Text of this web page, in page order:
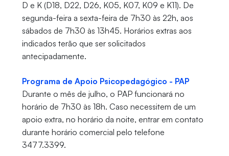
D e K (D18, D22, D26, K05, K07, K09 e K11). De
segunda-feira a sexta-feira de 7h30 às 22h, aos
sábados de 7h30 às 13h45. Horários extras aos
indicados terão que ser solicitados
antecipadamente.
Programa de Apoio Psicopedagógico - PAP
Durante o mês de julho, o PAP funcionará no
horário de 7h30 às 18h. Caso necessitem de um
apoio extra, no horário da noite, entrar em contato
durante horário comercial pelo telefone
3477.3399.